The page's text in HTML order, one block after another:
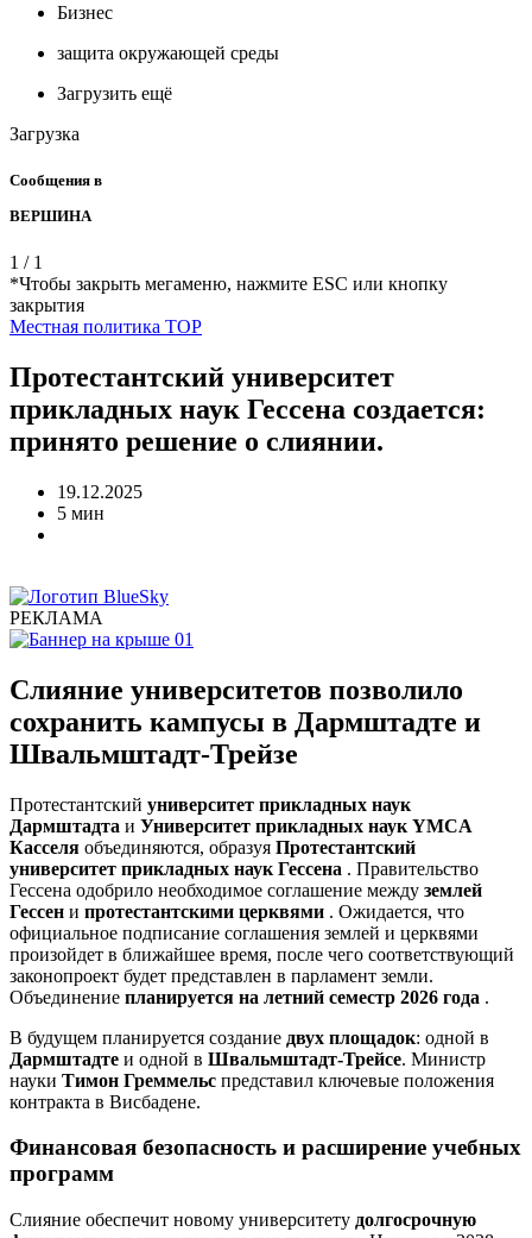
Бизнес
защита окружающей среды
Загрузить ещё
Загрузка
Сообщения в
ВЕРШИНА
1 / 1
*Чтобы закрыть мегаменю, нажмите ESC или кнопку
закрытия
Местная политика TOP
Протестантский университет
прикладных наук Гессена создается:
принято решение о слиянии.
19.12.2025
5 мин
РЕКЛАМА
Слияние университетов позволило
сохранить кампусы в Дармштадте и
Швальмштадт-Трейзе
Протестантский университет прикладных наук
Дармштадта и Университет прикладных наук YMCA
Касселя объединяются, образуя Протестантский
университет прикладных наук Гессена . Правительство
Гессена одобрило необходимое соглашение между землей
Гессен и протестантскими церквями . Ожидается, что
официальное подписание соглашения землей и церквями
произойдет в ближайшее время, после чего соответствующий
законопроект будет представлен в парламент земли.
Объединение планируется на летний семестр 2026 года .
В будущем планируется создание двух площадок: одной в
Дармштадте и одной в Швальмштадт-Трейсе. Министр
науки Тимон Греммельс представил ключевые положения
контракта в Висбадене.
Финансовая безопасность и расширение учебных
программ
Слияние обеспечит новому университету долгосрочную